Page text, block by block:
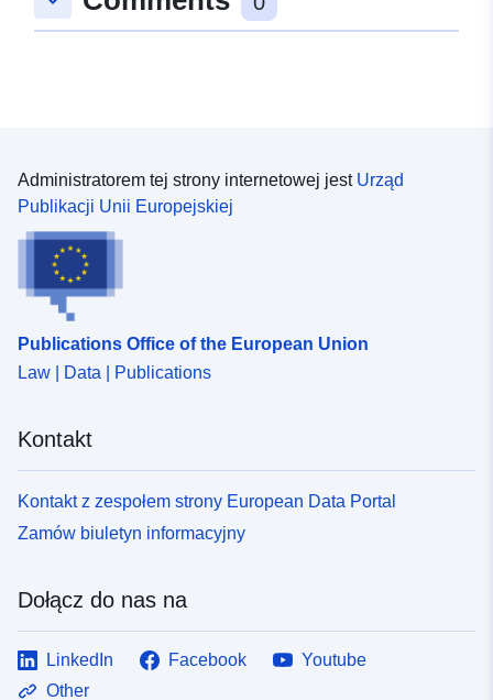
Administratorem tej strony internetowej jest Urząd
Publikacji Unii Europejskiej
Publications Office of the European Union
Law | Data | Publications
Kontakt
Kontakt z zespołem strony European Data Portal
Zamów biuletyn informacyjny
Dołącz do nas na
LinkedIn Facebook
Youtube
Other